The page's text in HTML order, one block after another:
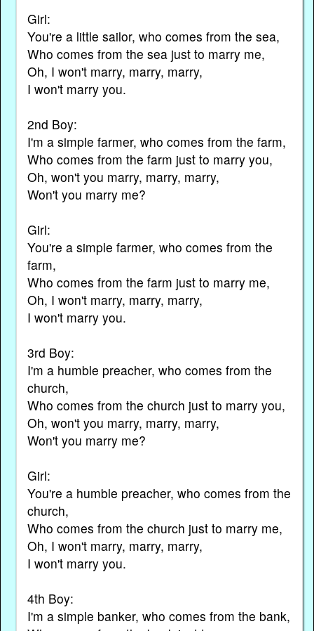
Girl:
You're a little sailor, who comes from the sea,
Who comes from the sea just to marry me,
Oh, I won't marry, marry, marry,
I won't marry you.
2nd Boy:
I'm a simple farmer, who comes from the farm,
Who comes from the farm just to marry you,
Oh, won't you marry, marry, marry,
Won't you marry me?
Girl:
You're a simple farmer, who comes from the
farm,
Who comes from the farm just to marry me,
Oh, I won't marry, marry, marry,
I won't marry you.
3rd Boy:
I'm a humble preacher, who comes from the
church,
Who comes from the church just to marry you,
Oh, won't you marry, marry, marry,
Won't you marry me?
Girl:
You're a humble preacher, who comes from the
church,
Who comes from the church just to marry me,
Oh, I won't marry, marry, marry,
I won't marry you.
4th Boy:
I'm a simple banker, who comes from the bank,